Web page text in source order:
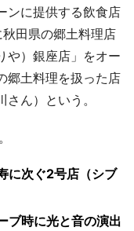
ンに提供する飲食店
田県の郷土料理店
や）銀座店」をオー
郷土料理を扱った店
ん）という。
に次ぐ2号店（シブ
ブ時に光と音の演出